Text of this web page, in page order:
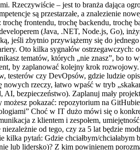
– jest to branża dająca
są przestarzałe, a znalezienie
frontendu, trochę backendu, trochę
(Java, .NET, Node.js, Go),
jeśli zbytnio przywiążemy się do
Oto kilka sygnałów
tematów, których „nie znasz”, bo to
by zaplanować kolejny krok
testerów czy DevOpsów, gdzie ludzie
rzeczy, łatwo wpaść w tryb
bezpieczeństwo). Zaplanuj mały
pokazać: repozytorium na
Choć w IT dużo mówi się o
z klientem i zespołem,
od tego, czy za 5 lat będzie
pytań: Gdzie chciałbym/
lub lidersko)? Z kim powinienem